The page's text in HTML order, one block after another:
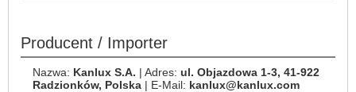
Producent / Importer
Nazwa: Kanlux S.A. | Adres: ul. Objazdowa 1-3, 41-922
Radzionków, Polska | E-Mail: kanlux@kanlux.com